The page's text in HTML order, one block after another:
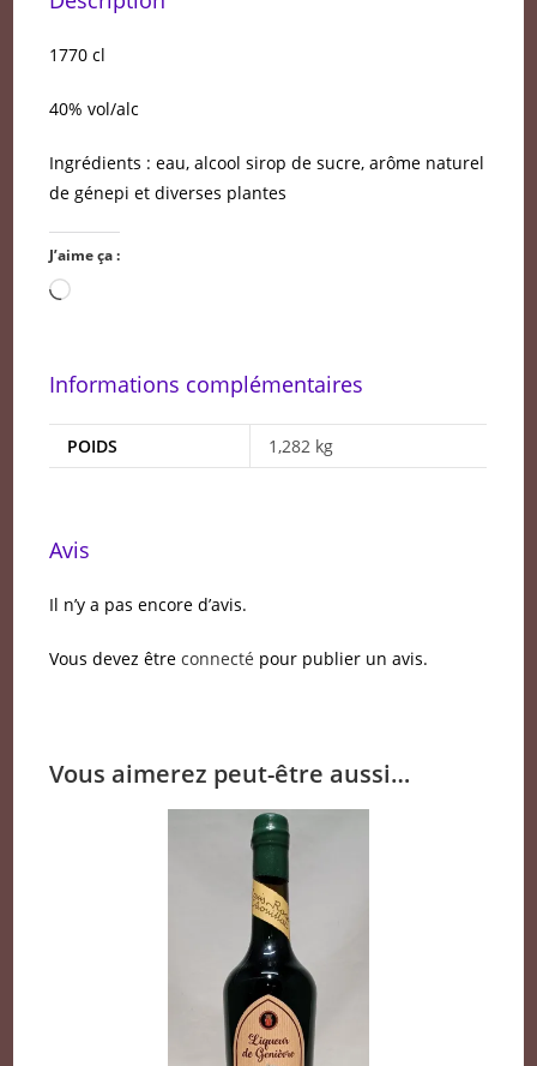
1770 cl
40% vol/alc
Ingrédients : eau, alcool sirop de sucre, arôme naturel
de génepi et diverses plantes
J’aime ça :
Chargement…
Informations complémentaires
POIDS 1,282 kg
Avis
Il n’y a pas encore d’avis.
Vous devez êtreconnecté pour publier un avis.
Vous aimerez peut-être aussi…